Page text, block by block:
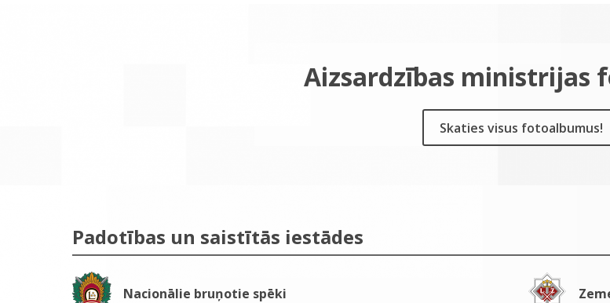
Aizsardzības ministrijas
Skaties visus fotoalbumus!
Padotības un saistītās iestādes
Nacionālie bruņotie spēki